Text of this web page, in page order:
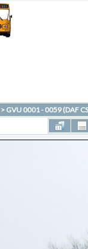
> GVU 0001 - 0059 (DAF